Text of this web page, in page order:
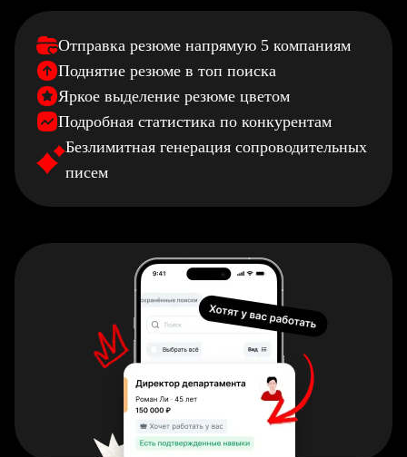
Отправка резюме напрямую 5 компаниям
Поднятие резюме в топ поиска
Яркое выделение резюме цветом
Подробная статистика по конкурентам
Безлимитная генерация сопроводительных
писем